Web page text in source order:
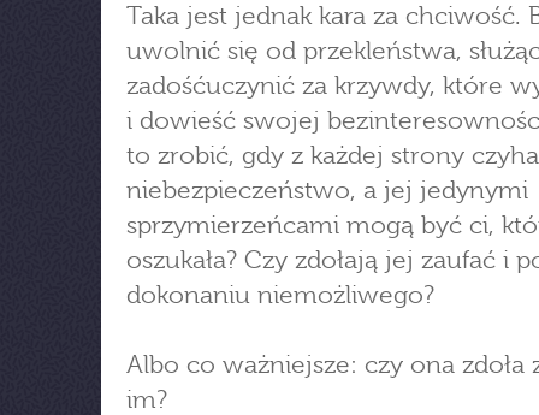
Taka jest jednak kara za chciwość.
uwolnić się od przekleństwa,
zadośćuczynić za krzywdy, które
i dowieść swojej
to zrobić, gdy z każdej strony
niebezpieczeństwo, a jej jedynymi
sprzymierzeńcami mogą być ci,
oszukała? Czy zdołają jej zaufać i
dokonaniu niemożliwego?
Albo co ważniejsze: czy ona zdoła
im?